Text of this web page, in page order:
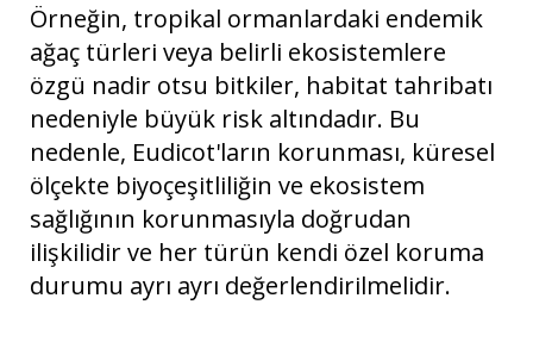
Örneğin, tropikal ormanlardaki endemik
ağaç türleri veya belirli ekosistemlere
özgü nadir otsu bitkiler, habitat tahribatı
nedeniyle büyük risk altındadır. Bu
nedenle, Eudicot'ların korunması, küresel
ölçekte biyoçeşitliliğin ve ekosistem
sağlığının korunmasıyla doğrudan
ilişkilidir ve her türün kendi özel koruma
durumu ayrı ayrı değerlendirilmelidir.